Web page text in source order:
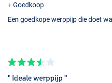
Goedkoop
Een goedkope werppijp die doet
" Ideale werppijp "